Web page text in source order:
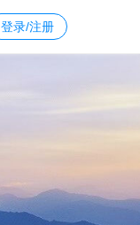
登录/注册